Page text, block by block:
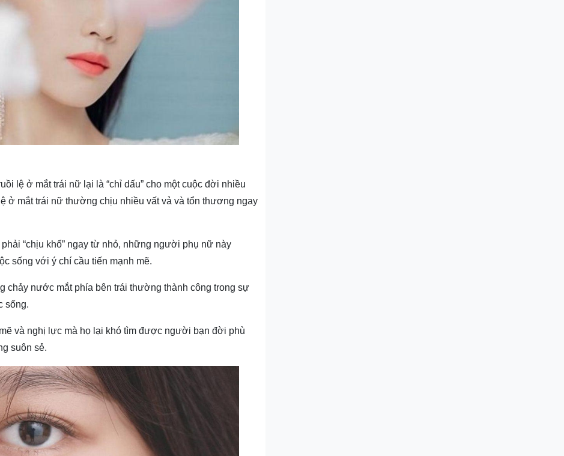
lệ ở mắt trái nữ lại là “chỉ dấu” cho một cuộc đời nhiều
ở mắt trái nữ thường chịu nhiều vất vả và tổn thương ngay
“chịu khổ” ngay từ nhỏ, những người phụ nữ này
sống với ý chí cầu tiến mạnh mẽ.
chảy nước mắt phía bên trái thường thành công trong sự
sống.
và nghị lực mà họ lại khó tìm được người bạn đời phù
suôn sẻ.